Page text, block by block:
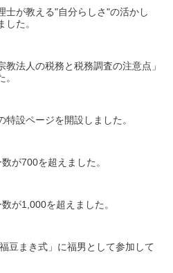
士が教える"自分らしさ"の活かし
た。
教法人の税務と税務調査の注意点」
特設ページを開設しました。
が700を超えました。
が1,000を超えました。
豆まき式」に福男として参加して